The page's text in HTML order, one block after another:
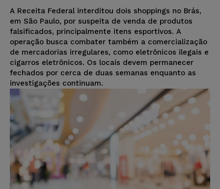
A Receita Federal interditou dois shoppings no Brás,
em São Paulo, por suspeita de venda de produtos
falsificados, principalmente itens esportivos. A
operação busca combater também a comercialização
de mercadorias irregulares, como eletrônicos ilegais e
cigarros eletrônicos. Os locais devem permanecer
fechados por cerca de duas semanas enquanto as
investigações continuam.